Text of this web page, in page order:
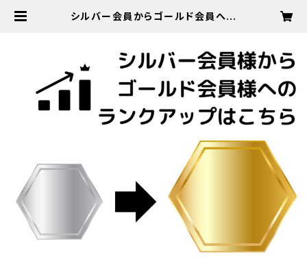
シルバー会員からゴールド会員への